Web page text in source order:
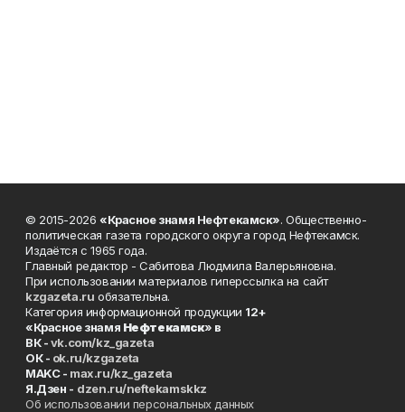
© 2015-2026 «Красное знамя Нефтекамск». Общественно-
политическая газета городского округа город Нефтекамск.
Издаётся с 1965 года.
Главный редактор - Сабитова Людмила Валерьяновна.
При использовании материалов гиперссылка на сайт
kzgazeta.ru обязательна.
Категория информационной продукции 12+
«Красное знамя Нефтекамск» в
ВК -vk.com/kz_gazeta
ОК - ok.ru/kzgazeta
MAKC - max.ru/kz_gazeta
Я.Дзен - dzen.ru/neftekamskkz
Об использовании персональных данных